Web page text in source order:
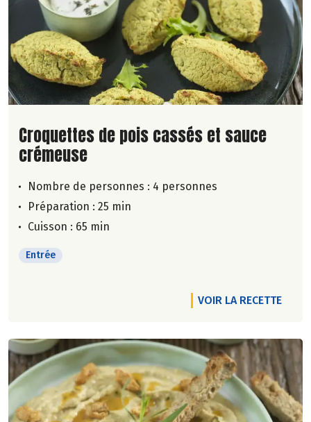
Lire la suite de la recette
Croquettes de pois cassés et sauce
crémeuse
Nombre de personnes : 4 personnes
Préparation : 25 min
Cuisson : 65 min
Entrée
VOIR LA RECETTE